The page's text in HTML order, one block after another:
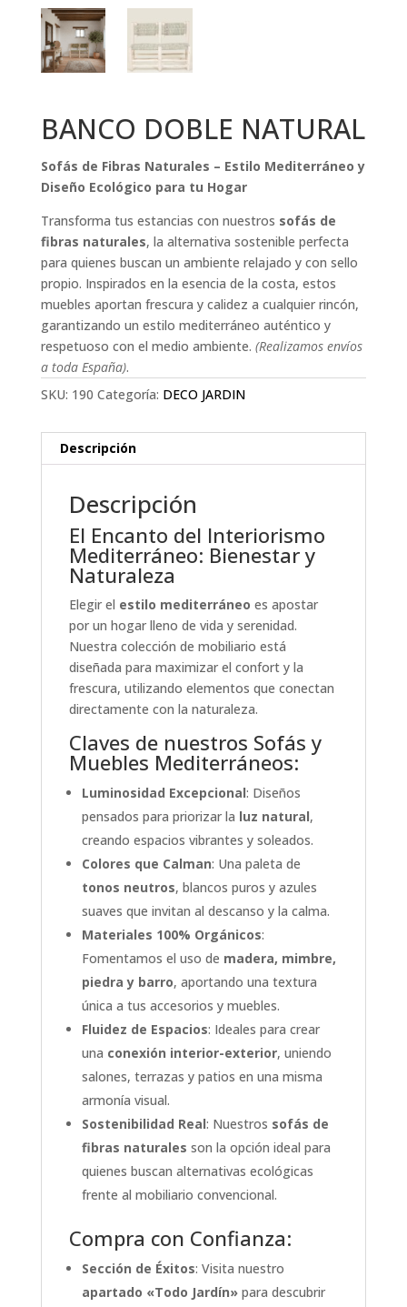
BANCO DOBLE NATURAL
Sofás de Fibras Naturales – Estilo Mediterráneo y
Diseño Ecológico para tu Hogar
Transforma tus estancias con nuestros sofás de
fibras naturales, la alternativa sostenible perfecta
para quienes buscan un ambiente relajado y con sello
propio. Inspirados en la esencia de la costa, estos
muebles aportan frescura y calidez a cualquier rincón,
garantizando un estilo mediterráneo auténtico y
respetuoso con el medio ambiente. (Realizamos envíos
a toda España).
SKU: 190 Categoría: DECO JARDIN
Descripción
Descripción
El Encanto del Interiorismo
Mediterráneo: Bienestar y
Naturaleza
Elegir el estilo mediterráneo es apostar
por un hogar lleno de vida y serenidad.
Nuestra colección de mobiliario está
diseñada para maximizar el confort y la
frescura, utilizando elementos que conectan
directamente con la naturaleza.
Claves de nuestros Sofás y
Muebles Mediterráneos:
Luminosidad Excepcional: Diseños
pensados para priorizar la luz natural,
creando espacios vibrantes y soleados.
Colores que Calman: Una paleta de
tonos neutros, blancos puros y azules
suaves que invitan al descanso y la calma.
Materiales 100% Orgánicos:
Fomentamos el uso de madera, mimbre,
piedra y barro, aportando una textura
única a tus accesorios y muebles.
Fluidez de Espacios: Ideales para crear
una conexión interior-exterior, uniendo
salones, terrazas y patios en una misma
armonía visual.
Sostenibilidad Real: Nuestros sofás de
fibras naturales son la opción ideal para
quienes buscan alternativas ecológicas
frente al mobiliario convencional.
Compra con Confianza:
Sección de Éxitos: Visita nuestro
apartado «Todo Jardín»para descubrir